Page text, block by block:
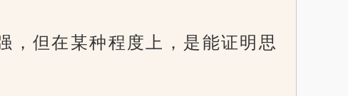
但在某种程度上，是能证明思